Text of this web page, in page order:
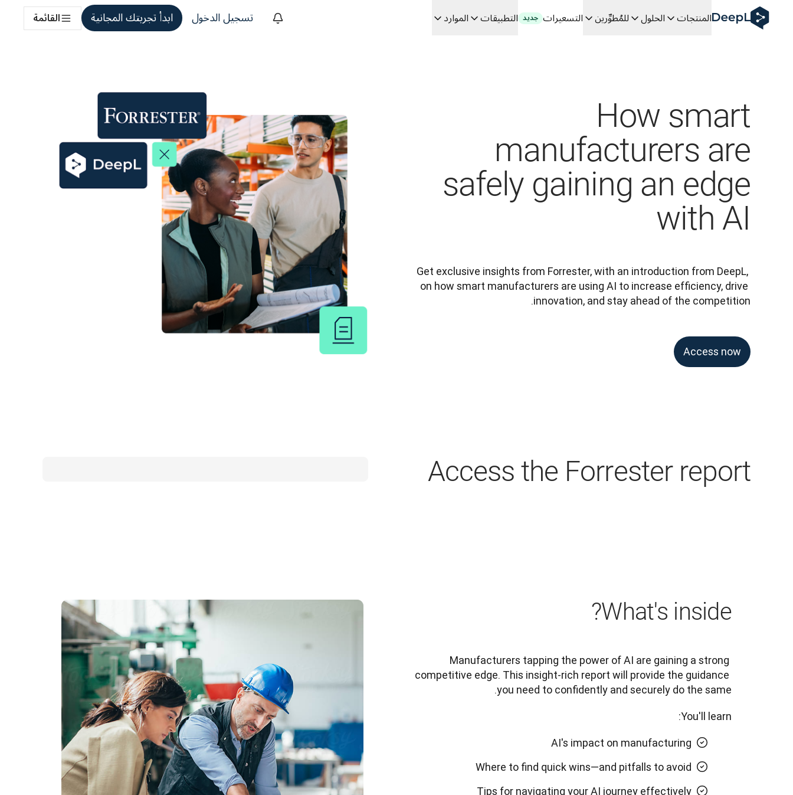
DeepL لوكلاء الذكاء الاصطناعي
Translation Flow في DeepL: عمليات سير عمل جديدة مدعومة بالذكاء الاصطناعي لحالات الاستخدام والتكاملات الرئيسية
The ROI of AI-native translation
من ترجمة النصوص عالية الجودة إلى منصة صوتية تعمل في الوقت الفعلي
Building an instantly accessible voice demo with DeepL Voice API
المنتجات الحلول للمُطوِّرين التسعيرات جديد التطبيقات الموارد تسجيل الدخول ابدأ تجربتك المجانية القائمة
How smart
manufacturers are
safely gaining an edge
with AI
Get exclusive insights from Forrester, with an introduction from DeepL,
on how smart manufacturers are using AI to increase efficiency, drive
innovation, and stay ahead of the competition.
Access now
Access the Forrester report
What's inside?
Manufacturers tapping the power of AI are gaining a strong
competitive edge. This insight-rich report will provide the guidance
you need to confidently and securely do the same.
You'll learn:
AI's impact on manufacturing
Where to find quick wins—and pitfalls to avoid
Tips for navigating your AI journey effectively